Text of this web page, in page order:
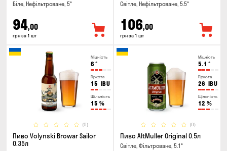
Біле, Нефільтроване, 5°
94,00
грн за 1 шт
Світле, Нефільтроване, 5.5°
106,00
грн за 1 шт
Міцність
6 °
Гіркота
15 IBU
Щільність
15 %
(0)
Пиво Volynski Browar Sailor
0.35л
Міцність
5.1 °
Гіркота
26 IBU
Щільність
12 %
(0)
Пиво AltMuller Original 0.5л
Світле, Фільтроване, 5.1°